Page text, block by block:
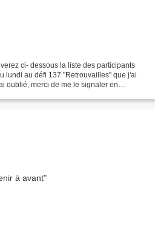
ci- dessous la liste des participants
lundi au défi 137 "Retrouvailles" que j'ai
oublié, merci de me le signaler en